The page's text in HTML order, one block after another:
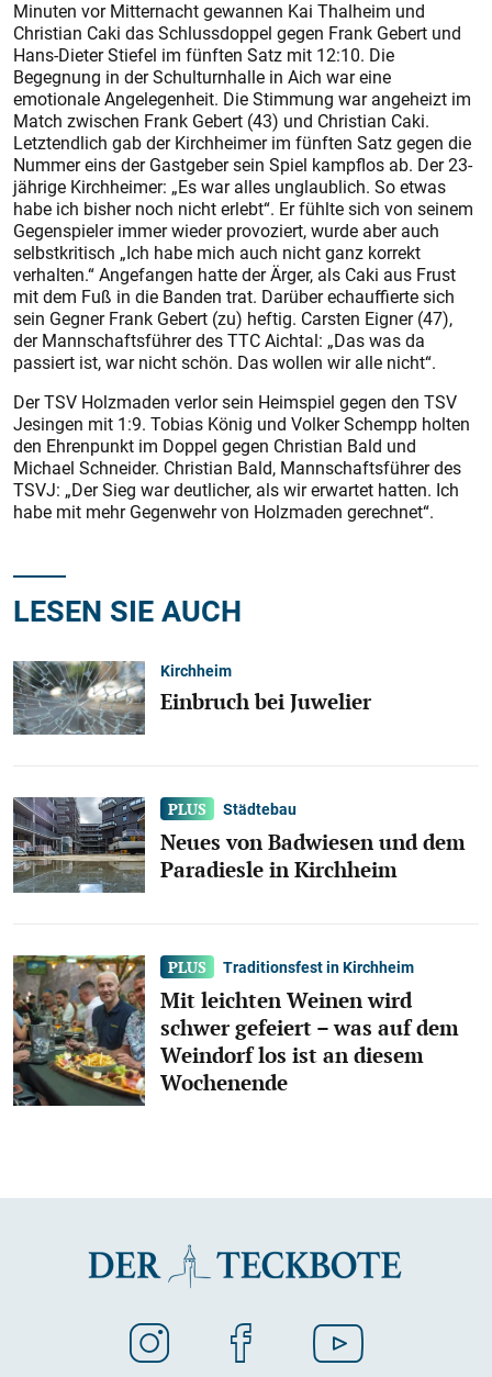
Minuten vor Mitternacht gewannen Kai Thalheim und
Christian Caki das Schlussdoppel gegen Frank Gebert und
Hans-Dieter Stiefel im fünften Satz mit 12:10. Die
Begegnung in der Schulturnhalle in Aich war eine
emotionale Angelegenheit. Die Stimmung war angeheizt im
Match zwischen Frank Gebert (43) und Christian Caki.
Letztendlich gab der Kirchheimer im fünften Satz gegen die
Nummer eins der Gastgeber sein Spiel kampflos ab. Der 23-
jährige Kirchheimer: „Es war alles unglaublich. So etwas
habe ich bisher noch nicht erlebt“. Er fühlte sich von seinem
Gegenspieler immer wieder provoziert, wurde aber auch
selbstkritisch „Ich habe mich auch nicht ganz korrekt
verhalten.“ Angefangen hatte der Ärger, als Caki aus Frust
mit dem Fuß in die Banden trat. Darüber echauffierte sich
sein Gegner Frank Gebert (zu) heftig. Carsten Eigner (47),
der Mannschaftsführer des TTC Aichtal: „Das was da
passiert ist, war nicht schön. Das wollen wir alle nicht“.
Der TSV Holzmaden verlor sein Heimspiel gegen den TSV
Jesingen mit 1:9. Tobias König und Volker Schempp holten
den Ehrenpunkt im Doppel gegen Christian Bald und
Michael Schneider. Christian Bald, Mannschaftsführer des
TSVJ: „Der Sieg war deutlicher, als wir erwartet hatten. Ich
habe mit mehr Gegenwehr von Holzmaden gerechnet“.
LESEN SIE AUCH
Kirchheim
Einbruch bei Juwelier
Städtebau
Neues von Badwiesen und dem
Paradiesle in Kirchheim
Traditionsfest in Kirchheim
Mit leichten Weinen wird
schwer gefeiert – was auf dem
Weindorf los ist an diesem
Wochenende